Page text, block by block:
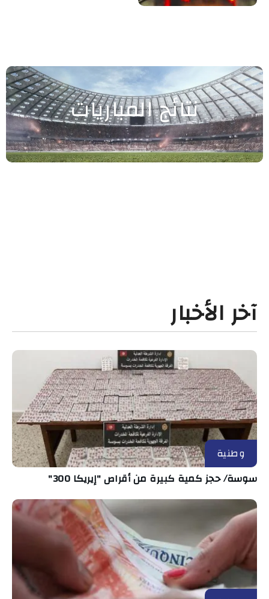
نتائج المباريات
آخر الأخبار
وطنية
سوسة/ حجز كمية كبيرة من أقراص "إيريكا 300"